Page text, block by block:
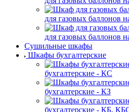
для газовых баллонов
для газовых баллонов
Сушильные шкафы
Шкафы бухгалтерские
бухгалтерские - КС
бухгалтерские - КЗ
бухгалтерские - КБ,